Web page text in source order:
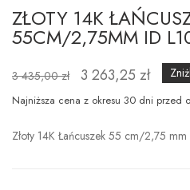
ZŁOTY 14K
55CM/2,75MM ID
3 435,00 zł 3 263,25 zł
Najniższa cena z okresu 30 dni przed
Złoty 14K Łańcuszek 55 cm/2,75 mm